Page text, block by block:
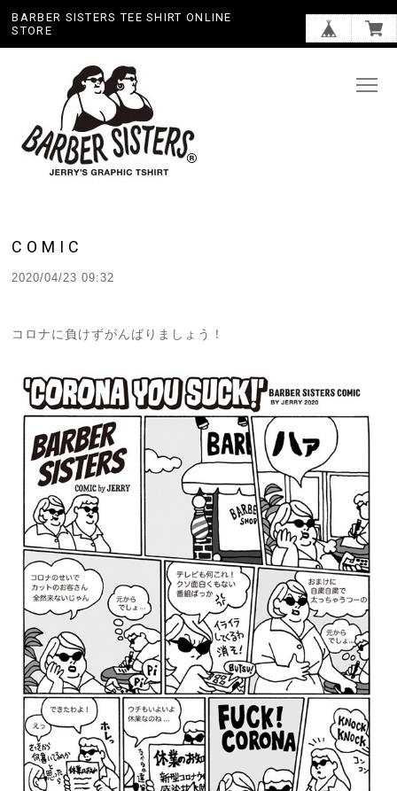
BARBER SISTERS TEE SHIRT ONLINE
STORE
COMIC
2020/04/23 09:32
コロナに負けずがんばりましょう！